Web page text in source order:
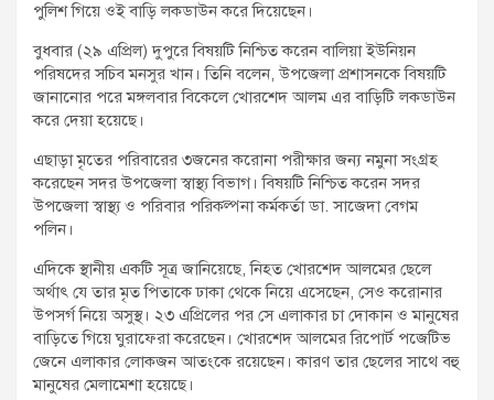
পুলিশ গিয়ে ওই বাড়ি লকডাউন করে দিয়েছেন।
বুধবার (২৯ এপ্রিল) দুপুরে বিষয়টি নিশ্চিত করেন বালিয়া ইউনিয়ন
পরিষদের সচিব মনসুর খান। তিনি বলেন, উপজেলা প্রশাসনকে বিষয়টি
জানানোর পরে মঙ্গলবার বিকেলে খোরশেদ আলম এর বাড়িটি লকডাউন
করে দেয়া হয়েছে।
এছাড়া মৃতের পরিবারের ৩জনের করোনা পরীক্ষার জন্য নমুনা সংগ্রহ
করেছেন সদর উপজেলা স্বাস্থ্য বিভাগ। বিষয়টি নিশ্চিত করেন সদর
উপজেলা স্বাস্থ্য ও পরিবার পরিকল্পনা কর্মকর্তা ডা. সাজেদা বেগম
পলিন।
এদিকে স্থানীয় একটি সূত্র জানিয়েছে, নিহত খোরশেদ আলমের ছেলে
অর্থাৎ যে তার মৃত পিতাকে ঢাকা থেকে নিয়ে এসেছেন, সেও করোনার
উপসর্গ নিয়ে অসুস্থ। ২৩ এপ্রিলের পর সে এলাকার চা দোকান ও মানুষের
বাড়িতে গিয়ে ঘুরাফেরা করেছেন। খোরশেদ আলমের রিপোর্ট পজেটিভ
জেনে এলাকার লোকজন আতংকে রয়েছেন। কারণ তার ছেলের সাথে বহু
মানুষের মেলামেশা হয়েছে।